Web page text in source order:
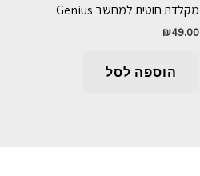
מקלדת חוטית למחשב Genius
₪49.00
הוספה לסל